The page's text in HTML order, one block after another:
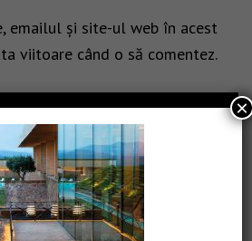
emailul și site-ul web în acest
viitoare când o să comentez.
×